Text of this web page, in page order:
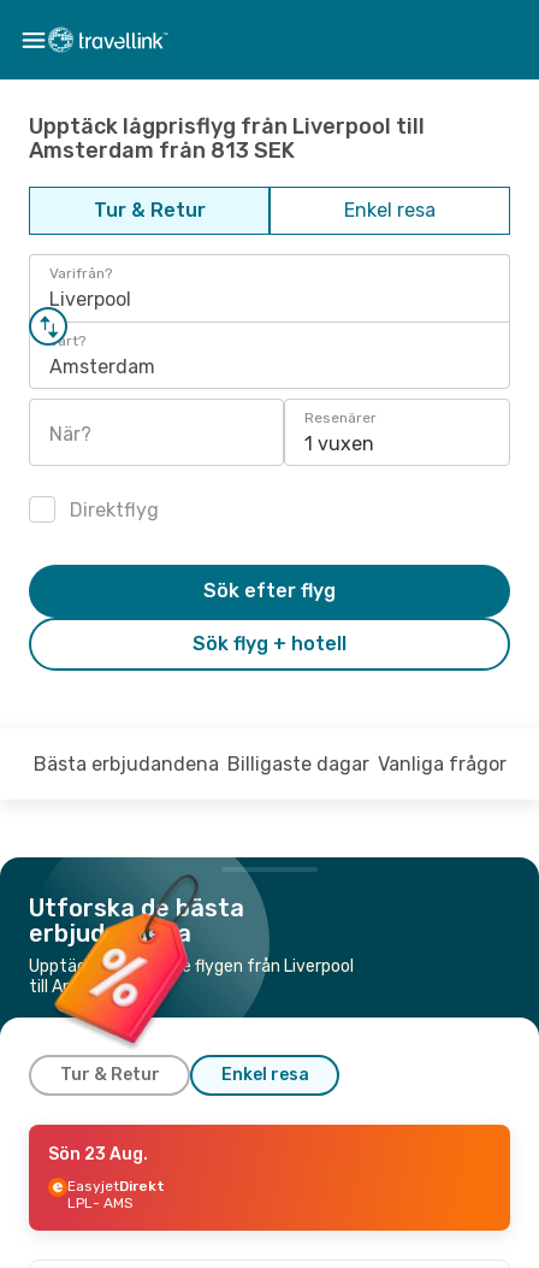
Upptäck lågprisflyg från Liverpool till
Amsterdam från 813 SEK
Tur & Retur Enkel resa
Varifrån?
Liverpool
Vart?
Amsterdam
När?
Resenärer
1 vuxen
Direktflyg
Sök flyg + hotell
Sök efter flyg
Bästa erbjudandena Billigaste dagar Vanliga frågor
Utforska de bästa
erbjudandena
Upptäck de billigaste flygen från Liverpool
till Amsterdam
Tur & Retur Enkel resa
Lör 22 Aug.- Sön 23 Aug.
EasyjetDirekt
LPL- AMS
AMS- LPL
Sön 23 Aug.
EasyjetDirekt
LPL- AMS